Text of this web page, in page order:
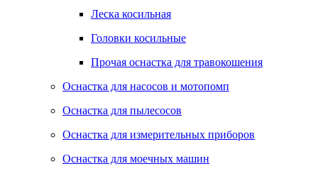
Леска косильная
Головки косильные
Прочая оснастка для травокошения
Оснастка для насосов и мотопомп
Оснастка для пылесосов
Оснастка для измерительных приборов
Оснастка для моечных машин